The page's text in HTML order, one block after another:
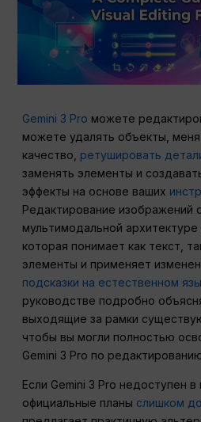
Gemini 3 Pro можете
можете удалять объекты,
качество, ретушировать
заменять элементы и
эффекты на основе ваших
Редактирование изображений
мультимодальной
которая понимает как текст,
элементы и применяет
подсказки на естественном
руководстве подробно
выходящие за рамки
чтобы вы могли полностью
Gemini 3 Pro по
Если Gemini 3 Pro недоступен
официальные планы слишком